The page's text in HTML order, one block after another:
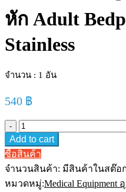
หัก Adult
Stainless
จำนวน : 1 อัน
540 ฿
หม้อ
นอน
หม้อ
นอน
Add to cart
ซื้อสินค้า
จำนวนสินค้า: มีสินค้าในสต๊อ
หมวดหมู่:Medical